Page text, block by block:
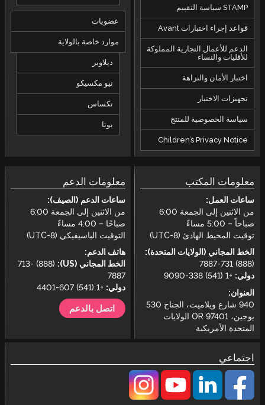
STAMP سياسة التقييم
قواعد إجراء اختبارات Avant
الدعم للأعمال التجارية المملوكة
للأقليات والنساء
اختبار الأمان والنزاهة
تجهيزات الاختبار
سياسة الخصوصية للمنتج
Children’s Privacy Notice
عضويات
موارد خاصة بالولاية
ديلاوير
نيو مكسيكو
تكساس
يوتا
معلومات المكتب
ساعات العمل:
من الاثنين إلى الجمعة 6:00
صباحاً – 5:00 مساءً
توقيت المحيط الهادئ (UTC-8)
الخط المجاني (الولايات المتحدة):
(888) 731-7887
دولي: +1 (541) 338-9090
العنوان:
940 شارع ويلاميت، الجناح 530
يوجين، OR 97401 الولايات
المتحدة الأمريكية
معلومات الدعم
ساعات الدعم (الصيف):
من الاثنين إلى الجمعة 6:00
صباحًا – 4:00 مساءً
التوقيت الباسيفيكي (UTC-8)
هاتف الدعم:
الخط المجاني (US):
(888) 713-
7887
دولي: +1 (541) 607-4401
اتصل بالدعم
اجتماعي